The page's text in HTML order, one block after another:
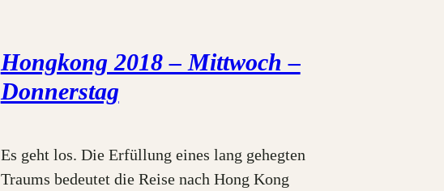
Hongkong 2018 – Mittwoch –
Donnerstag
Es geht los. Die Erfüllung eines lang gehegten
Traums bedeutet die Reise nach Hong Kong